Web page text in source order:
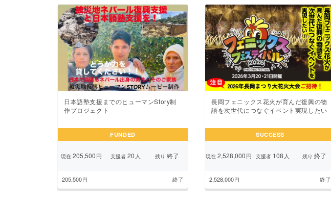
日本語塾支援までのヒューマンStory制
作プロジェクト
FUNDED
現在205,500円 支援者20 人 残り 終了
205,500円 終了
長岡フェニックス花火が育んだ復興の物
語を次世代につなぐイベント実現したい
SUCCESS
現在2,528,000円 支援者 108 人 残り 終了
2,528,000円 終了